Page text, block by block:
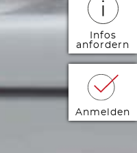
Infos
anfordern
Anmelden